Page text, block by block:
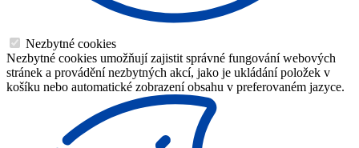
Nezbytné cookies
Nezbytné cookies umožňují zajistit správné fungování webových
stránek a provádění nezbytných akcí, jako je ukládání položek v
košíku nebo automatické zobrazení obsahu v preferovaném jazyce.